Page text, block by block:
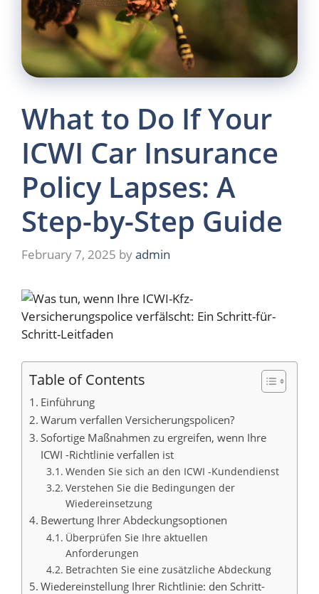
What to Do If Your
ICWI Car Insurance
Policy Lapses: A
Step-by-Step Guide
February 7, 2025 byadmin
Table of Contents
Einführung
Warum verfallen Versicherungspolicen?
Sofortige Maßnahmen zu ergreifen, wenn Ihre
ICWI -Richtlinie verfallen ist
Wenden Sie sich an den ICWI -Kundendienst
Verstehen Sie die Bedingungen der
Wiedereinsetzung
Bewertung Ihrer Abdeckungsoptionen
Überprüfen Sie Ihre aktuellen
Anforderungen
Betrachten Sie eine zusätzliche Abdeckung
Wiedereinstellung Ihrer Richtlinie: den Schritt-